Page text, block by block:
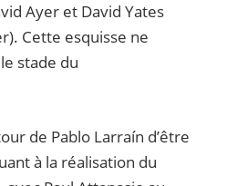
Ayer et David Yates
Cette esquisse ne
stade du
de Pablo Larraín d’être
à la réalisation du